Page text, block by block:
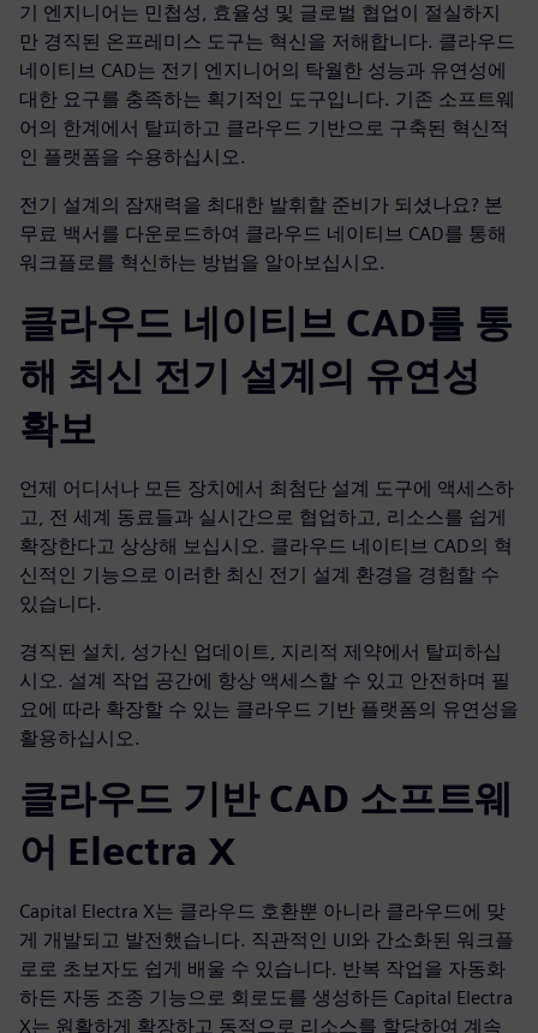
기 엔지니어는 민첩성, 효율성 및 글로벌 협업이 절실하지
만 경직된 온프레미스 도구는 혁신을 저해합니다. 클라우드
네이티브 CAD는 전기 엔지니어의 탁월한 성능과 유연성에
대한 요구를 충족하는 획기적인 도구입니다. 기존 소프트웨
어의 한계에서 탈피하고 클라우드 기반으로 구축된 혁신적
인 플랫폼을 수용하십시오.
전기 설계의 잠재력을 최대한 발휘할 준비가 되셨나요? 본
무료 백서를 다운로드하여 클라우드 네이티브 CAD를 통해
워크플로를 혁신하는 방법을 알아보십시오.
클라우드 네이티브 CAD를 통
해 최신 전기 설계의 유연성
확보
언제 어디서나 모든 장치에서 최첨단 설계 도구에 액세스하
고, 전 세계 동료들과 실시간으로 협업하고, 리소스를 쉽게
확장한다고 상상해 보십시오. 클라우드 네이티브 CAD의 혁
신적인 기능으로 이러한 최신 전기 설계 환경을 경험할 수
있습니다.
경직된 설치, 성가신 업데이트, 지리적 제약에서 탈피하십
시오. 설계 작업 공간에 항상 액세스할 수 있고 안전하며 필
요에 따라 확장할 수 있는 클라우드 기반 플랫폼의 유연성을
활용하십시오.
클라우드 기반 CAD 소프트웨
어 Electra X
Capital Electra X는 클라우드 호환뿐 아니라 클라우드에 맞
게 개발되고 발전했습니다. 직관적인 UI와 간소화된 워크플
로로 초보자도 쉽게 배울 수 있습니다. 반복 작업을 자동화
하든 자동 조종 기능으로 회로도를 생성하든 Capital Electra
X는 원활하게 확장하고 동적으로 리소스를 할당하여 계속